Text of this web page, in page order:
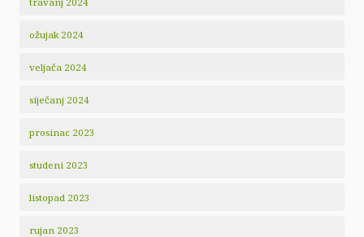
ožujak 2024
veljača 2024
siječanj 2024
prosinac 2023
studeni 2023
listopad 2023
rujan 2023